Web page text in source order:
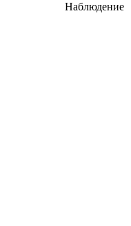
Наблюдение